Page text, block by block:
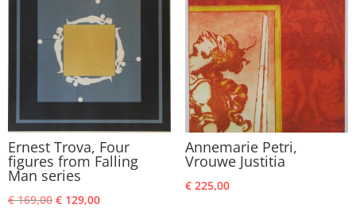
Ernest Trova, Four
figures from Falling
Man series
€169,00 Oorspronkelijke
€ 129,00Huidige
Annemarie Petri,
Vrouwe Justitia
€225,00